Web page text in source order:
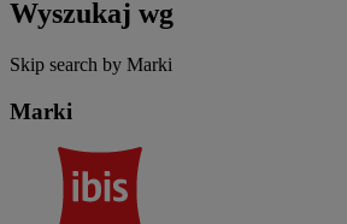
Wyszukaj wg
Skip search by Marki
Marki